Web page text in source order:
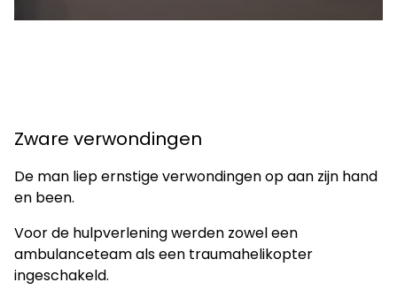
Zware verwondingen
De man liep ernstige verwondingen op aan zijn hand
en been.
Voor de hulpverlening werden zowel een
ambulanceteam als een traumahelikopter
ingeschakeld.